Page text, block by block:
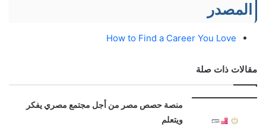
المصدر
How to Find a Career You Love
مقالات ذات صلة
منصة حصص مصر من أجل مجتمع مصري يفكر
ويتعلم